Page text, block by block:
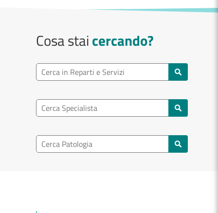
Cosa staicercando?
Ricerca reparto
Ricerca specialisti
Ricerca nel patologia